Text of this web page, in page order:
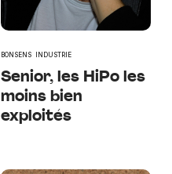
BONSENS INDUSTRIE
Senior, les HiPo les
moins bien
exploités